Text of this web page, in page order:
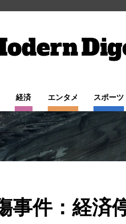
経済 エンタメ スポーツ
事件：経済